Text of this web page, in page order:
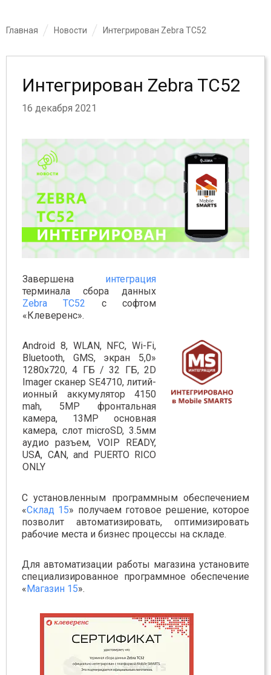
Главная Новости Интегрирован Zebra TC52
Интегрирован Zebra TC52
16 декабря 2021
Завершена интеграция
терминала сбора данных
Zebra TC52 с софтом
«Клеверенс».
Android 8, WLAN, NFC, Wi-Fi,
Bluetooth, GMS, экран 5,0»
1280x720, 4 ГБ / 32 ГБ, 2D
Imager сканер SE4710, литий-
ионный аккумулятор 4150
mah, 5MP фронтальная
камера, 13MP основная
камера, слот microSD, 3.5мм
аудио разъем, VOIP READY,
USA, CAN, and PUERTO RICO
ONLY
С установленным программным обеспечением
«Склад 15» получаем готовое решение, которое
позволит автоматизировать, оптимизировать
рабочие места и бизнес процессы на складе.
Для автоматизации работы магазина установите
специализированное программное обеспечение
«Магазин 15».